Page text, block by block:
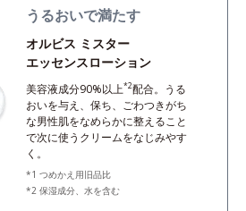
うるおいで満たす
オルビス ミスター
エッセンスローション
美容液成分90%以上*2配合。うる
おいを与え、保ち、ごわつきがち
な男性肌をなめらかに整えること
で次に使うクリームをなじみやす
く。
つめかえ用旧品比
保湿成分、水を含む